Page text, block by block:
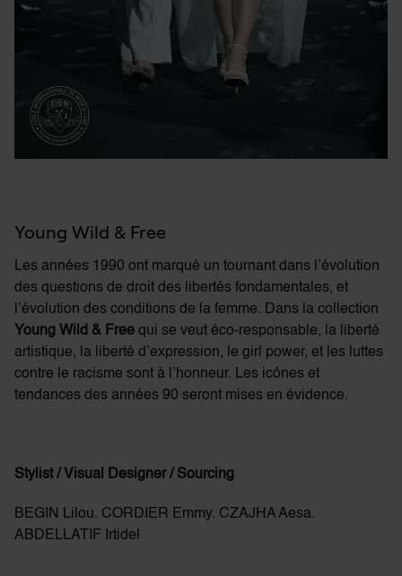
Young Wild & Free
Les années 1990 ont marqué un tournant dans l’évolution
des questions de droit des libertés fondamentales, et
l’évolution des conditions de la femme. Dans la collection
Young Wild & Free qui se veut éco-responsable, la liberté
artistique, la liberté d’expression, le girl power, et les luttes
contre le racisme sont à l’honneur. Les icônes et
tendances des années 90 seront mises en évidence.
Stylist / Visual Designer / Sourcing
BEGIN Lilou. CORDIER Emmy. CZAJHA Aesa.
ABDELLATIF Irtidel
Des questions ? Remplissez ce formulaire pour
être recontacté rapidement par téléphone.